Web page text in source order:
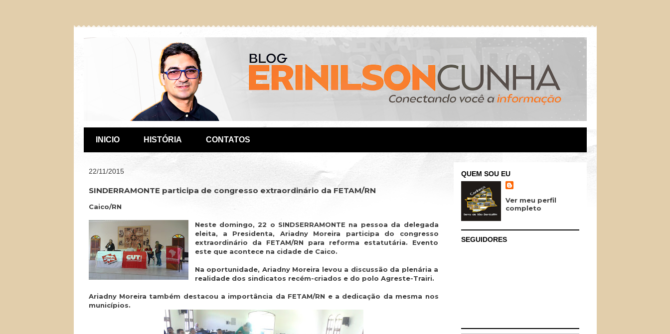
INICIO HISTÓRIA CONTATOS
22/11/2015
SINDERRAMONTE participa de congresso extraordinário da FETAM/RN
Caico/RN
Neste domingo, 22 o SINDSERRAMONTE na pessoa da delegada
eleita, a Presidenta, Ariadny Moreira participa do congresso
extraordinário da FETAM/RN para reforma estatutária. Evento
este que acontece na cidade de Caico.
Na oportunidade, Ariadny Moreira levou a discussão da plenária a
realidade dos sindicatos recém-criados e do polo Agreste-Trairi.
Ariadny Moreira também destacou a importância da FETAM/RN e a dedicação da mesma nos
municípios.
QUEM SOU EU
Ver meu perfil
completo
SEGUIDORES